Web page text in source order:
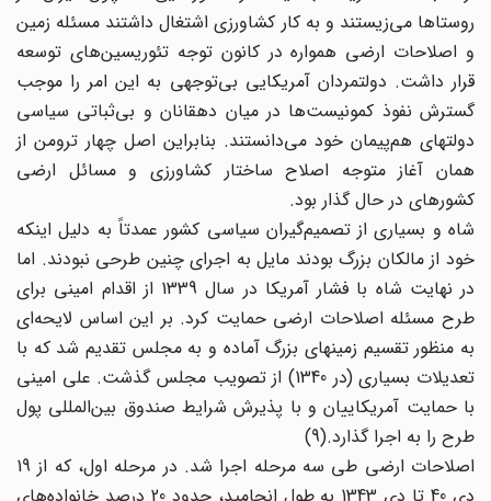
روستاها می‌زیستند و به کار کشاورزی اشتغال داشتند مسئله زمین
و اصلاحات ارضی همواره در کانون توجه تئوریسین‌های توسعه
قرار داشت. دولتمردان آمریکایی بی‌توجهی به این امر را موجب
گسترش نفوذ کمونیست‌ها در میان دهقانان و بی‌ثباتی سیاسی
دولتهای هم‌پیمان خود می‌دانستند. بنابراین اصل چهار ترومن از
همان آغاز متوجه اصلاح ساختار کشاورزی و مسائل ارضی
کشورهای در حال گذار بود.
شاه و بسیاری از تصمیم‌گیران سیاسی کشور عمدتاً به دلیل اینکه
خود از مالکان بزرگ بودند مایل به اجرای چنین طرحی نبودند. اما
در نهایت شاه با فشار آمریکا در سال 1339 از اقدام امینی برای
طرح مسئله اصلاحات ارضی حمایت کرد. بر این اساس لایحه‌ای
به منظور تقسیم زمینهای بزرگ آماده و به مجلس تقدیم شد که با
تعدیلات بسیاری (در 1340) از تصویب مجلس گذشت. علی امینی
با حمایت آمریکاییان و با پذیرش شرایط صندوق بین‌المللی پول
طرح را به اجرا گذارد.(9)
اصلاحات ارضی طی سه مرحله اجرا شد. در مرحله اول، که از 19